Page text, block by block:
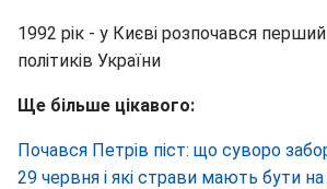
1992 рік - у Києві розпочався
політиків України
Ще більше цікавого:
Почався Петрів піст: що суворо
29 червня і які страви мають бути на